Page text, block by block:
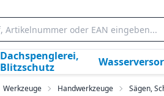
Dachspenglerei,
Blitzschutz
Werkzeuge Handwerkzeuge Sägen,